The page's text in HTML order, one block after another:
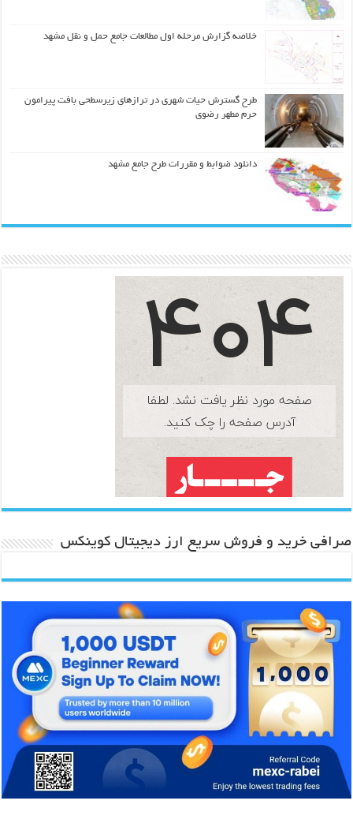
خلاصه گزارش مرحله اول مطالعات جامع حمل و نقل مشهد
طرح گسترش حیات شهري در ترازهاي زیرسطحی بافت پیرامون
حرم مطهر رضوي
دانلود ضوابط و مقررات طرح جامع مشهد
صرافی خرید و فروش سریع ارز دیجیتال کوینکس